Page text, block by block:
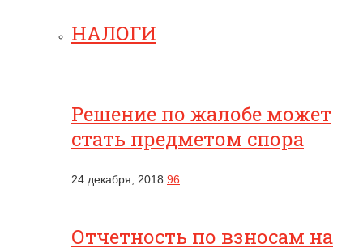
НАЛОГИ
Решение по жалобе может
стать предметом спора
24 декабря, 2018 96
Отчетность по взносам на